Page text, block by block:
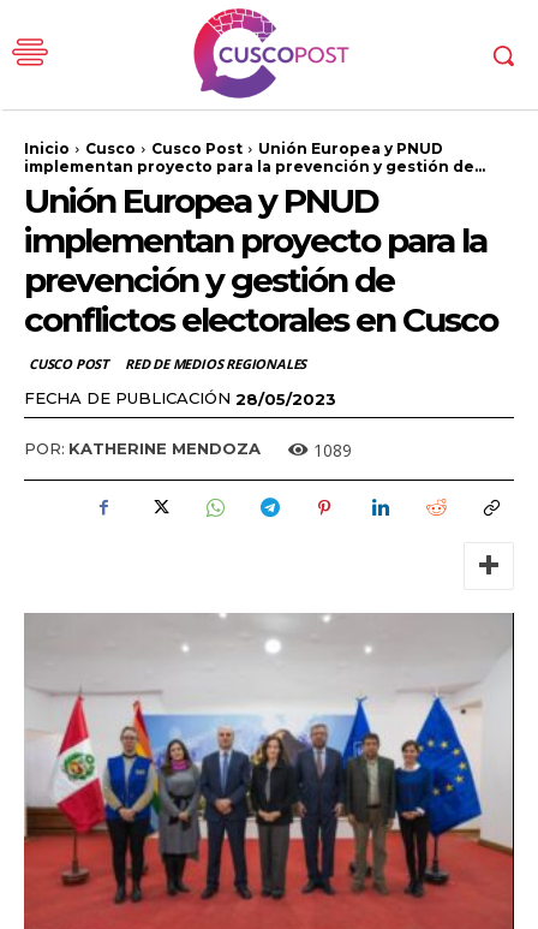
Inicio Cusco Cusco Post
Unión Europea y PNUD
implementan proyecto para la prevención y gestión de...
Unión Europea y PNUD
implementan proyecto para la
prevención y gestión de
conflictos electorales en Cusco
CUSCO POST RED DE MEDIOS REGIONALES
FECHA DE PUBLICACIÓN 28/05/2023
POR: KATHERINE MENDOZA 1089